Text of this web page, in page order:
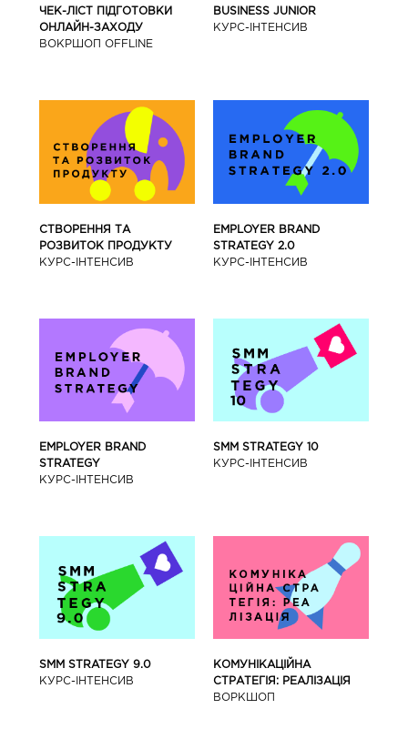
ЧЕК-ЛІСТ ПІДГОТОВКИ
ОНЛАЙН-ЗАХОДУ
ВОКРШОП OFFLINE
BUSINESS JUNIOR
КУРС-IНТЕНСИВ
СТВОРЕННЯ ТА
РОЗВИТОК ПРОДУКТУ
КУРС-IНТЕНСИВ
EMPLOYER BRAND
STRATEGY 2.0
КУРС-IНТЕНСИВ
EMPLOYER BRAND
STRATEGY
КУРС-IНТЕНСИВ
SMM STRATEGY 10
КУРС-IНТЕНСИВ
SMM STRATEGY 9.0
КУРС-IНТЕНСИВ
КОМУНІКАЦІЙНА
СТРАТЕГІЯ: РЕАЛІЗАЦІЯ
ВОРКШОП